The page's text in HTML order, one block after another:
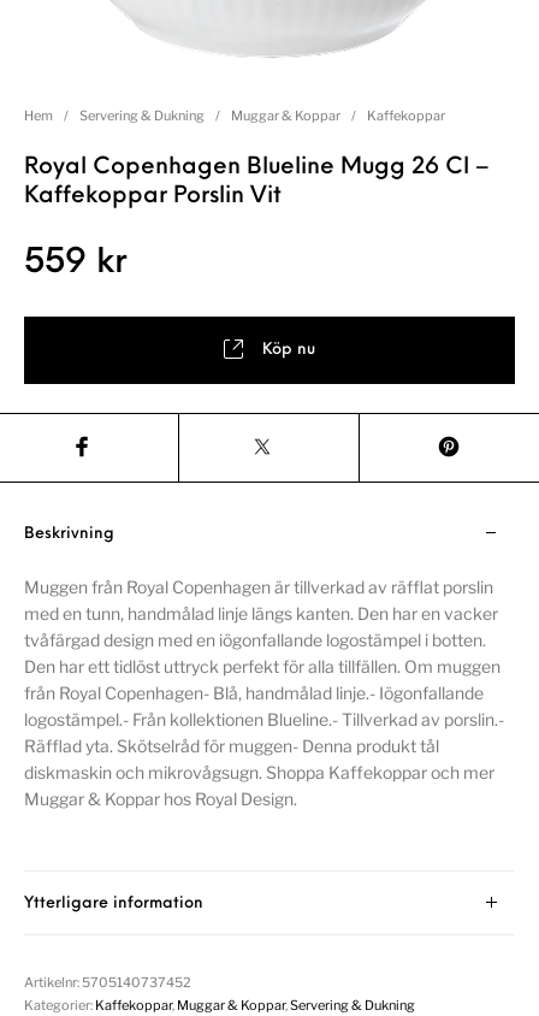
Hem / Servering & Dukning / Muggar & Koppar / Kaffekoppar
Royal Copenhagen Blueline Mugg 26 Cl –
Kaffekoppar Porslin Vit
559 kr
Köp nu
Beskrivning
Muggen från Royal Copenhagen är tillverkad av räfflat porslin
med en tunn, handmålad linje längs kanten. Den har en vacker
tvåfärgad design med en iögonfallande logostämpel i botten.
Den har ett tidlöst uttryck perfekt för alla tillfällen. Om muggen
från Royal Copenhagen- Blå, handmålad linje.- Iögonfallande
logostämpel.- Från kollektionen Blueline.- Tillverkad av porslin.-
Räfflad yta. Skötselråd för muggen- Denna produkt tål
diskmaskin och mikrovågsugn. Shoppa Kaffekoppar och mer
Muggar & Koppar hos Royal Design.
Ytterligare information
Artikelnr: 5705140737452
Kategorier: Kaffekoppar, Muggar & Koppar,Servering & Dukning